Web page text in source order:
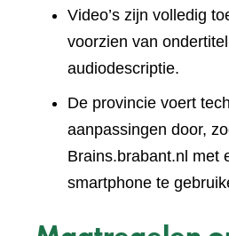
Video’s zijn volledig
voorzien van
audiodescriptie.
De provincie voert
aanpassingen door,
Brains.brabant.nl met
smartphone te